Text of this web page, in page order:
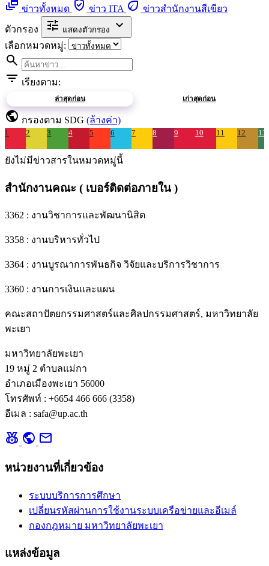
dynamic_feed ข่าวทั้งหมด verified_user ข่าว ITA eco ข่าวสำนักงานสีเขียว
ตัวกรอง
tune แสดงตัวกรอง expand_more
เลือกหมวดหมู่:
search
filter_list เรียงตาม:
ล่าสุดก่อน เก่าสุดก่อน
public กรองตาม SDG (ล้างค่า)
1 2 3 4 5 6 7 8 9 10 11 12 13
ยังไม่มีข่าวสารในหมวดหมู่นี้
สำนักงานคณะ ( เบอร์ติดต่อภายใน )
3362 : งานวิชาการและพัฒนานิสิต
3358 : งานบริหารทั่วไป
3364 : งานบูรณาการพันธกิจ วิจัยและบริการวิชาการ
3360 : งานการเงินและแผน
คณะสถาปัตยกรรมศาสตร์และศิลปกรรมศาสตร์, มหาวิทยาลัย
พะเยา
มหาวิทยาลัยพะเยา
19 หมู่ 2 ตำบลแม่กา
อำเภอเมืองพะเยา 56000
โทรศัพท์ : +6654 466 666 (3358)
อีเมล : safa@up.ac.th
social_leaderboard public mail
หน่วยงานที่เกี่ยวข้อง
ระบบบริการการศึกษา
เปลี่ยนรหัสผ่านการใช้งานระบบเครือข่ายและอีเมล์
กองกฎหมาย มหาวิทยาลัยพะเยา
แหล่งข้อมูล